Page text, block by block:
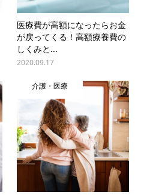
医療費が高額になったらお金
が戻ってくる！高額療養費の
しくみと...
2020.09.17
介護・医療